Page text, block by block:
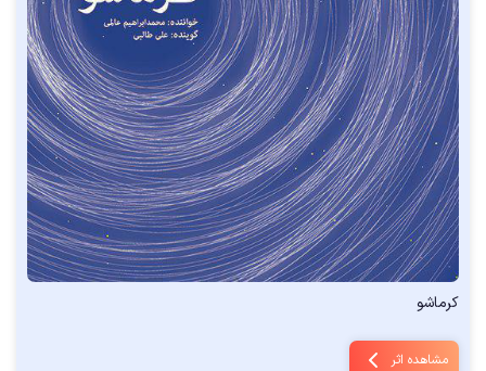
کرماشو
مشاهده اثر